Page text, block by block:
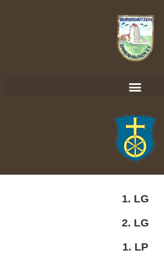
1. LG
2. LG
1. LP